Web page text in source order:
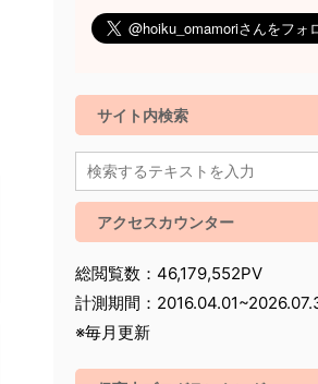
サイト内検索
アクセスカウンター
総閲覧数：46,179,552PV
計測期間：
※毎月更新